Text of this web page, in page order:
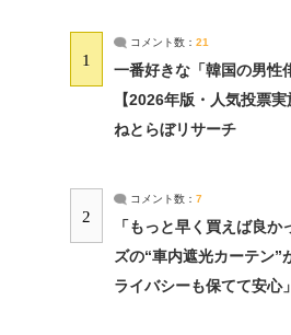
1
コメント数： 21
一番好きな「韓国の男性
【2026年版・人気投票
ねとらぼリサーチ
2
コメント数： 7
「もっと早く買えば良
ズの“車内遮光カーテン
ライバシーも保てて安心